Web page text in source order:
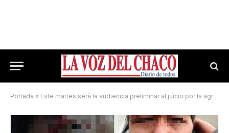
Portada » Este martes será la audiencia preliminar al juicio por la agresión policial a jóvenes Qom en Fontana